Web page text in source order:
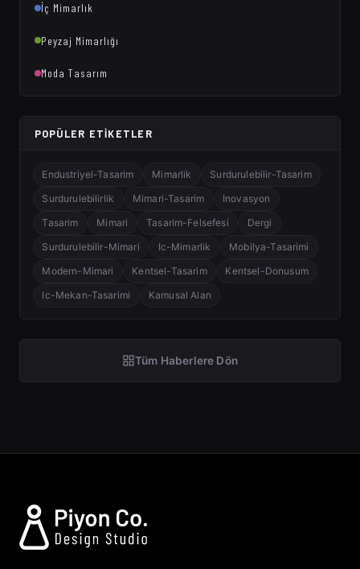
İç Mimarlık
Peyzaj Mimarlığı
Moda Tasarım
POPÜLER ETIKETLER
Endustriyel-Tasarim Mimarlik
Surdurulebilir-Tasarim
Surdurulebilirlik
Mimari-Tasarim
Inovasyon
Tasarim
Mimari Tasarim-Felsefesi
Dergi
Surdurulebilir-Mimari
Ic-Mimarlik
Mobilya-Tasarimi
Modern-Mimari
Kentsel-Tasarim
Kentsel-Donusum
Ic-Mekan-Tasarimi
Kamusal Alan
Tüm Haberlere Dön